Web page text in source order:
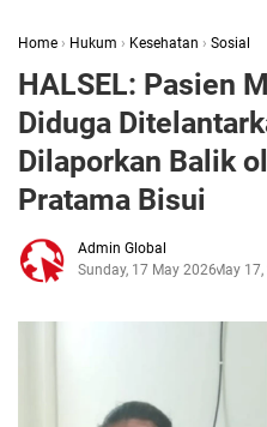
Home › Hukum › Kesehatan › Sosial
HALSEL: Pasien
Diduga
Dilaporkan Balik
Pratama Bisui
Admin Global
Sunday, 17 May 2026May 17,